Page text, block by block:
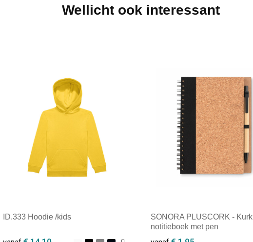
Wellicht ook interessant
ID.333 Hoodie /kids
SONORA PLUSCORK - Kurk
notitieboek met pen